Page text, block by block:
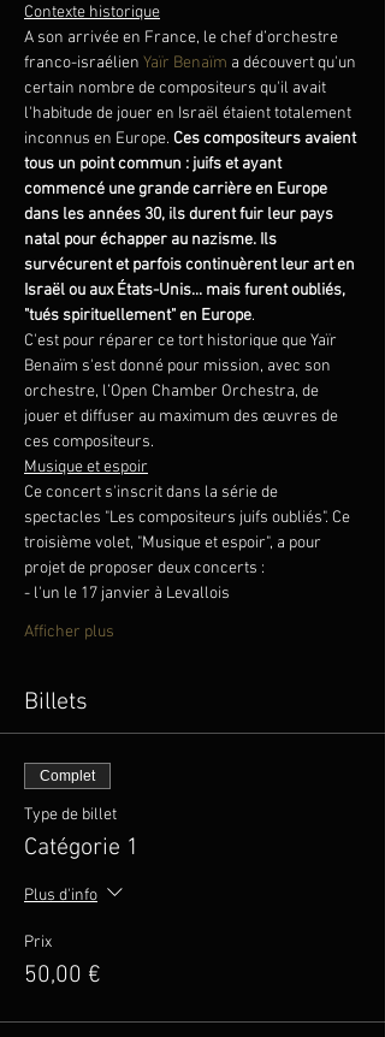
Contexte historique
A son arrivée en France, le chef d’orchestre
franco-israélien Yaïr Benaïm a découvert qu'un
certain nombre de compositeurs qu'il avait
l'habitude de jouer en Israël étaient totalement
inconnus en Europe. Ces compositeurs avaient
tous un point commun : juifs et ayant
commencé une grande carrière en Europe
dans les années 30, ils durent fuir leur pays
natal pour échapper au nazisme. Ils
survécurent et parfois continuèrent leur art en
Israël ou aux États-Unis... mais furent oubliés,
"tués spirituellement" en Europe.
C'est pour réparer ce tort historique que Yaïr
Benaïm s'est donné pour mission, avec son
orchestre, l’Open Chamber Orchestra, de
jouer et diffuser au maximum des œuvres de
ces compositeurs.
Musique et espoir
Ce concert s'inscrit dans la série de
spectacles "Les compositeurs juifs oubliés". Ce
troisième volet, "Musique et espoir", a pour
projet de proposer deux concerts :
- l'un le 17 janvier à Levallois
Afficher plus
Billets
Complet
Type de billet
Catégorie 1
Plus d'info
Prix
50,00 €